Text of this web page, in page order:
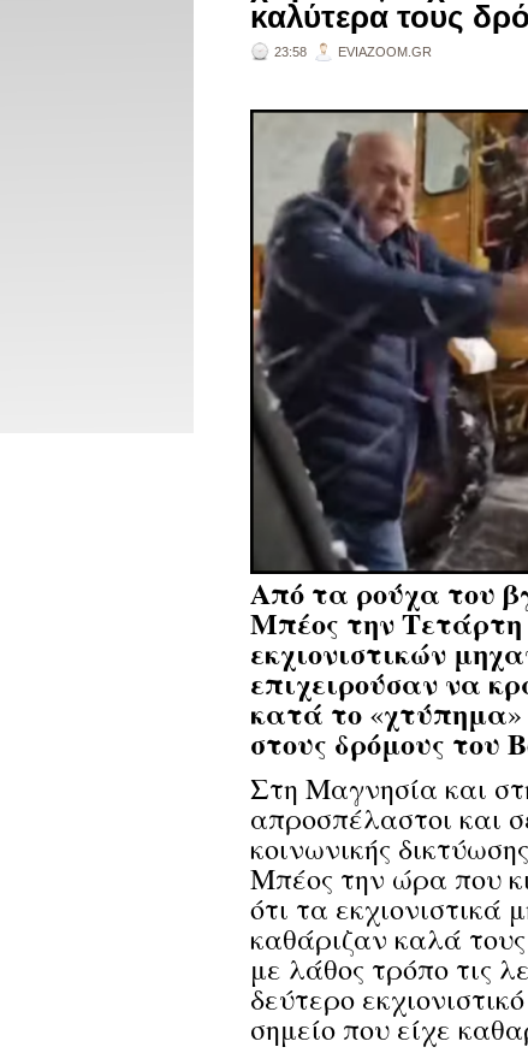
καλύτερα τους
23:58 EVIAZOOM.GR
Από τα ρούχα του
Μπέος την Τετάρτη
εκχιονιστικών
επιχειρούσαν να
κατά το «χτύπημα»
στους δρόμους του
Στη Μαγνησία και
απροσπέλαστοι και
κοινωνικής
Μπέος την ώρα που
ότι τα
καθάριζαν καλά
με λάθος τρόπο τις
δεύτερο
σημείο που είχε